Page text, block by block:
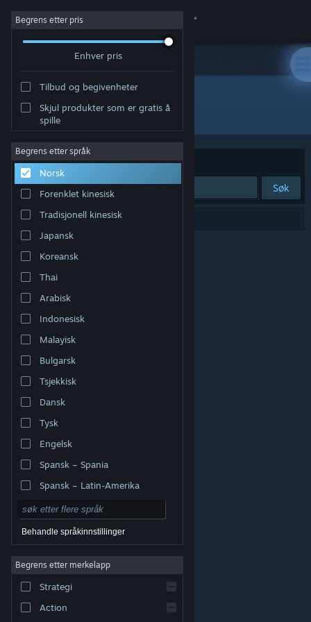
Logg inn
Om
Kundestøtte
Bytt språk
Skaff deg Steam-appen på mobil
Vis skrivebordsversjon
© Valve Corporation. Alle rettigheter reservert. Alle
Retningslinjer for personvern
Tilgjengelighet
|Steams abonnementsavtale
Refusjoner
Begrens etter pris
Enhver pris
Tilbud og begivenheter
Skjul produkter som er gratis å
spille
Begrens etter språk
Norsk
Forenklet kinesisk
Tradisjonell kinesisk
Japansk
Koreansk
Thai
Arabisk
Indonesisk
Malayisk
Bulgarsk
Tsjekkisk
Dansk
Tysk
Engelsk
Spansk – Spania
Spansk – Latin-Amerika
Behandle språkinnstillinger
Begrens etter merkelapp
Strategi
Action
Utvikler: Vector VR, LLC
Sorter etter Relevans
Søk
0 treff på søket.